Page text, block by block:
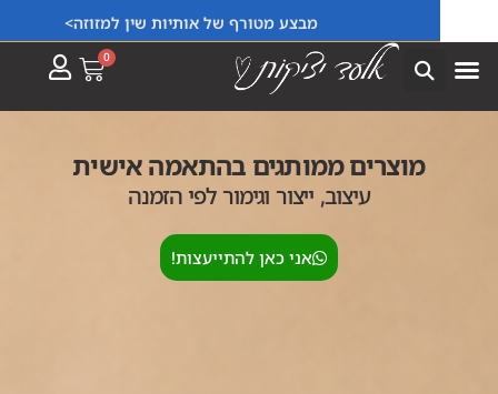
מבצע מטורף של אותיות שין למזוזה>
ייצור פריטים בהתאמה אישית למוסדות וחברות!
מוצרים ממותגים בהתאמה אישית
עיצוב, ייצור וגימור לפי הזמנה
אני כאן להתייעצות!